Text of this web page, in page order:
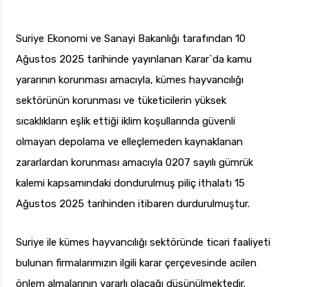
Suriye Ekonomi ve Sanayi Bakanlığı tarafından 10
Ağustos 2025 tarihinde yayınlanan Karar`da kamu
yararının korunması amacıyla, kümes hayvancılığı
sektörünün korunması ve tüketicilerin yüksek
sıcaklıkların eşlik ettiği iklim koşullarında güvenli
olmayan depolama ve elleçlemeden kaynaklanan
zararlardan korunması amacıyla 0207 sayılı gümrük
kalemi kapsamındaki dondurulmuş piliç ithalatı 15
Ağustos 2025 tarihinden itibaren durdurulmuştur.
Suriye ile kümes hayvancılığı sektöründe ticari faaliyeti
bulunan firmalarımızın ilgili karar çerçevesinde acilen
önlem almalarının yararlı olacağı düşünülmektedir.